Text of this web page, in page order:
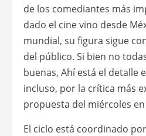
de los comediantes más
dado el cine vino desde
mundial, su figura sigue
del público. Si bien no
buenas, Ahí está el detalle
incluso, por la crítica más
propuesta del miércoles
El ciclo está coordinado por